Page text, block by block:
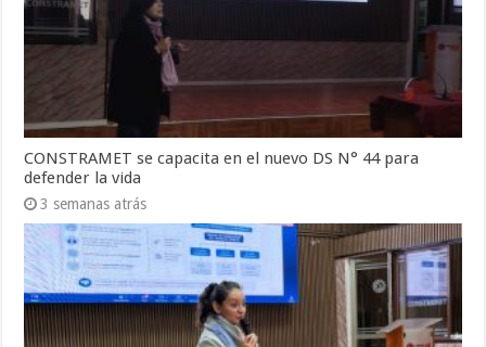
CONSTRAMET se capacita en el nuevo DS N° 44 para
defender la vida
3 semanas atrás